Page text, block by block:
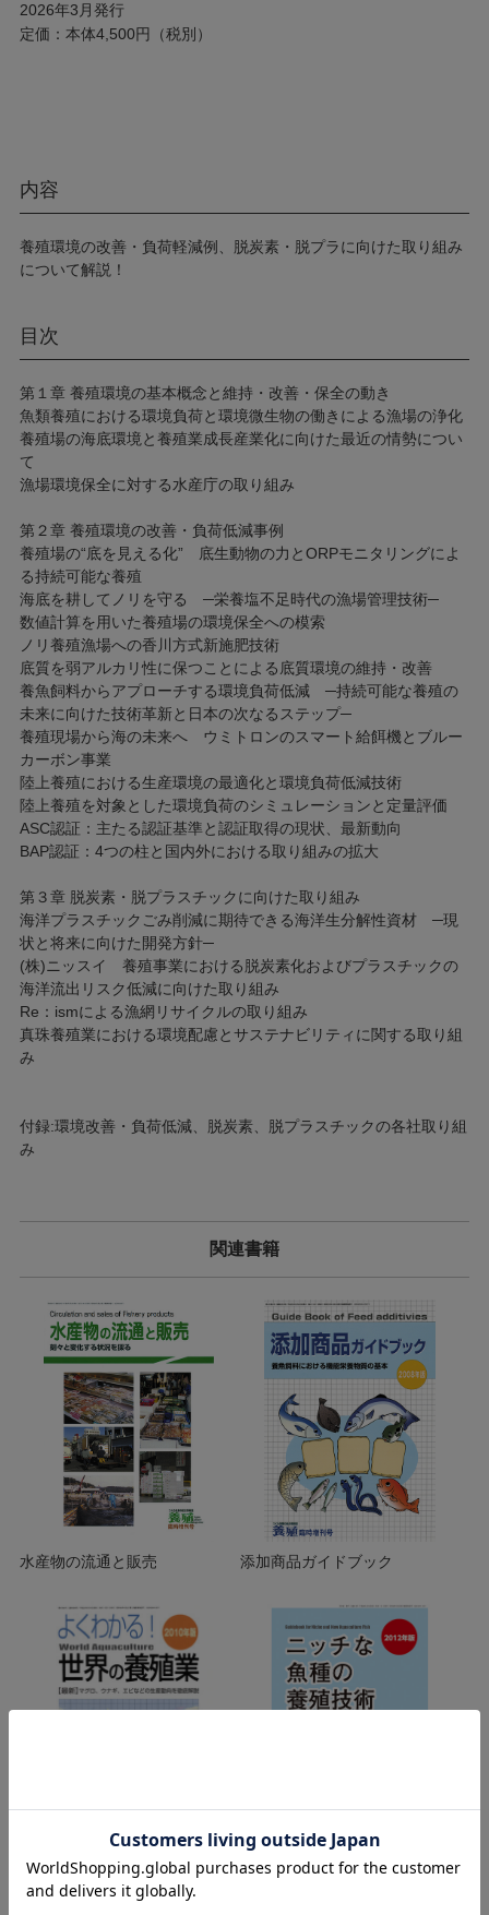
2026年3月発行
定価：本体4,500円（税別）
内容
養殖環境の改善・負荷軽減例、脱炭素・脱プラに向けた取り組み
について解説！
目次
第１章 養殖環境の基本概念と維持・改善・保全の動き
魚類養殖における環境負荷と環境微生物の働きによる漁場の浄化
養殖場の海底環境と養殖業成長産業化に向けた最近の情勢につい
て
漁場環境保全に対する水産庁の取り組み
第２章 養殖環境の改善・負荷低減事例
養殖場の“底を見える化” 底生動物の力とORPモニタリングによ
る持続可能な養殖
海底を耕してノリを守る ─栄養塩不足時代の漁場管理技術─
数値計算を用いた養殖場の環境保全への模索
ノリ養殖漁場への香川方式新施肥技術
底質を弱アルカリ性に保つことによる底質環境の維持・改善
養魚飼料からアプローチする環境負荷低減 ─持続可能な養殖の
未来に向けた技術革新と日本の次なるステップ─
養殖現場から海の未来へ ウミトロンのスマート給餌機とブルー
カーボン事業
陸上養殖における生産環境の最適化と環境負荷低減技術
陸上養殖を対象とした環境負荷のシミュレーションと定量評価
ASC認証：主たる認証基準と認証取得の現状、最新動向
BAP認証：4つの柱と国内外における取り組みの拡大
第３章 脱炭素・脱プラスチックに向けた取り組み
海洋プラスチックごみ削減に期待できる海洋生分解性資材 ─現
状と将来に向けた開発方針─
(株)ニッスイ 養殖事業における脱炭素化およびプラスチックの
海洋流出リスク低減に向けた取り組み
Re：ismによる漁網リサイクルの取り組み
真珠養殖業における環境配慮とサステナビリティに関する取り組
み
付録:環境改善・負荷低減、脱炭素、脱プラスチックの各社取り組
み
関連書籍
水産物の流通と販売 添加商品ガイドブック
よくわかる！ 世界の養殖業 ニッチな魚種の養殖技術